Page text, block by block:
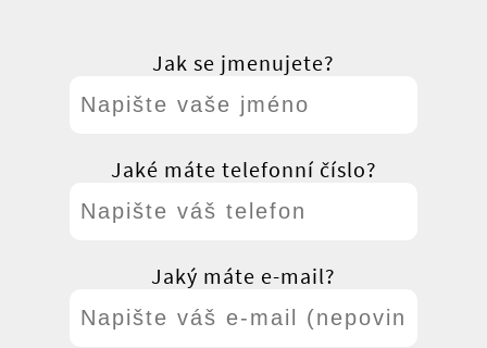
Jak se jmenujete?
Jaké máte telefonní číslo?
Jaký máte e-mail?